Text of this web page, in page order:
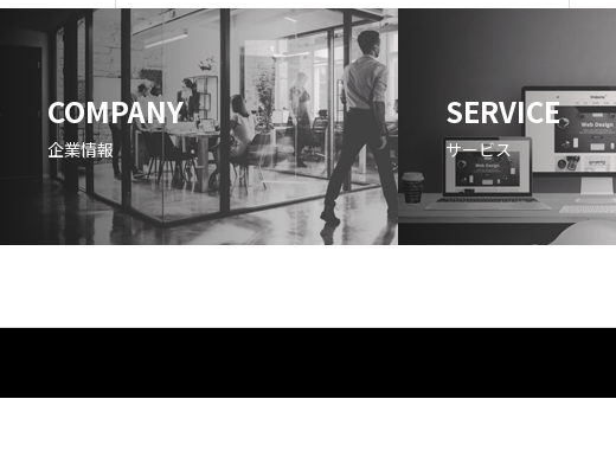
COMPANY
企業情報
SERVICE
サービス